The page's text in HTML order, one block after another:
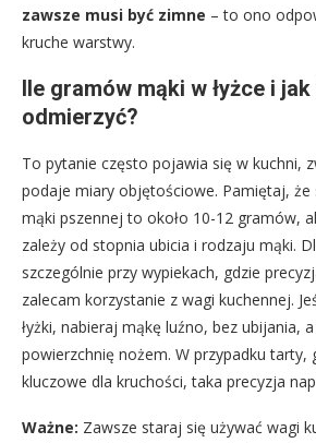
zawsze musi być zimne – to ono
kruche warstwy.
Ile gramów mąki w łyżce i
odmierzyć?
To pytanie często pojawia się w kuchni,
podaje miary objętościowe. Pamiętaj, że
mąki pszennej to około 10-12 gramów,
zależy od stopnia ubicia i rodzaju mąki.
szczególnie przy wypiekach, gdzie
zalecam korzystanie z wagi kuchennej.
łyżki, nabieraj mąkę luźno, bez ubijania,
powierzchnię nożem. W przypadku tarty,
kluczowe dla kruchości, taka precyzja
Ważne: Zawsze staraj się używać wagi